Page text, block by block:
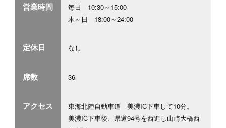
営業時間
毎日 10:30～15:00
木～日 18:00～24:00
定休日 なし
席数 36
アクセス
東海北陸自動車道 美濃IC下車して10分。
美濃IC下車後、県道94号を西進し山崎大橋西